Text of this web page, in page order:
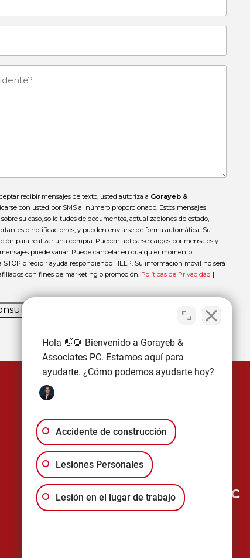
recibir mensajes de texto, usted autoriza a Gorayeb &
con usted por SMS al número proporcionado. Estos mensajes
su caso, solicitudes de documentos, actualizaciones de estado,
o notificaciones, y pueden enviarse de forma automática. Su
para realizar una compra. Pueden aplicarse cargos por mensajes y
puede variar. Puede cancelar en cualquier momento
o recibir ayuda respondiendo HELP. Su información móvil no será
con fines de marketing o promoción. Políticas de Privacidad |
gratis y sin compromiso
Abierto las 24 Hrs
(646) 760-5841
Gorayeb & Associates, P.C
100 William St 19th Floor, New York,
Hola 👋🏼 Bienvenido a Gorayeb &
Associates PC. Estamos aquí para
ayudarte. ¿Cómo podemos ayudarte hoy?
Accidente de construcción
Lesiones Personales
Lesión en el lugar de trabajo